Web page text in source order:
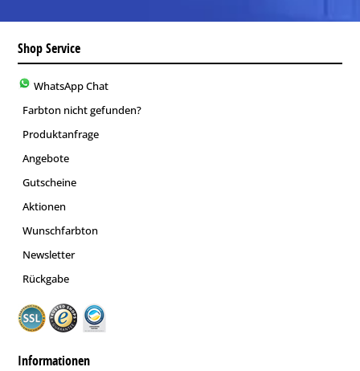
Shop Service
WhatsApp Chat
Farbton nicht gefunden?
Produktanfrage
Angebote
Gutscheine
Aktionen
Wunschfarbton
Newsletter
Rückgabe
Informationen